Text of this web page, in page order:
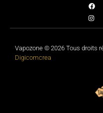
Vapozone © 2026 Tous droits
Digicomcrea